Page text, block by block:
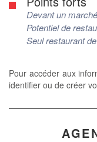
Devant un
Potentiel de
Seul restaurant
Pour accéder aux
identifier ou de créer